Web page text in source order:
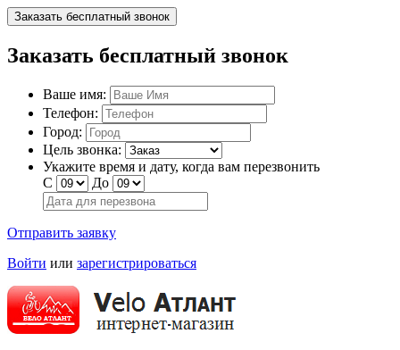
Заказать бесплатный звонок
Заказать бесплатный звонок
Ваше имя:
Телефон:
Город:
Цель звонка:
Укажите время и дату, когда вам перезвонить
С
До
Отправить заявку
Войти или зарегистрироваться